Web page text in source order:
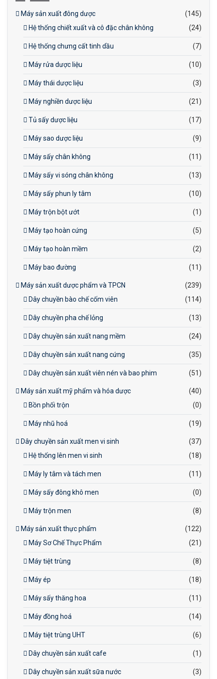
Máy sản xuất đông dược
(145)
Hệ thống chiết xuất và cô đặc chân không
(24)
Hệ thống chưng cất tinh dầu (7)
Máy rửa dược liệu (10)
Máy thái dược liệu (3)
Máy nghiền dược liệu (21)
Tủ sấy dược liệu (17)
Máy sao dược liệu (9)
Máy sấy chân không (11)
Máy sấy vi sóng chân không (13)
Máy sấy phun ly tâm (10)
Máy trộn bột ướt (1)
Máy tạo hoàn cứng (5)
Máy tạo hoàn mềm (2)
Máy bao đường (11)
Máy sản xuất dược phẩm và TPCN
(239)
Dây chuyền bào chế cốm viên
(114)
Dây chuyền pha chế lỏng (13)
Dây chuyền sản xuất nang mềm (24)
Dây chuyền sản xuất nang cứng (35)
Dây chuyền sản xuất viên nén và bao phim (51)
Máy sản xuất mỹ phẩm và hóa dược
(40)
Bồn phối trộn
(0)
Máy nhũ hoá (19)
Dây chuyền sản xuất men vi sinh
(37)
Hệ thống lên men vi sinh
(18)
Máy ly tâm và tách men (11)
Máy sấy đông khô men (0)
Máy trộn men (8)
Máy sản xuất thực phẩm
(122)
Máy Sơ Chế Thực Phẩm
(21)
Máy tiệt trùng (8)
Máy ép (18)
Máy sấy thăng hoa (11)
Máy đồng hoá (14)
Máy tiệt trùng UHT (6)
Dây chuyền sản xuất cafe (1)
Dây chuyền sản xuất sữa nước (3)